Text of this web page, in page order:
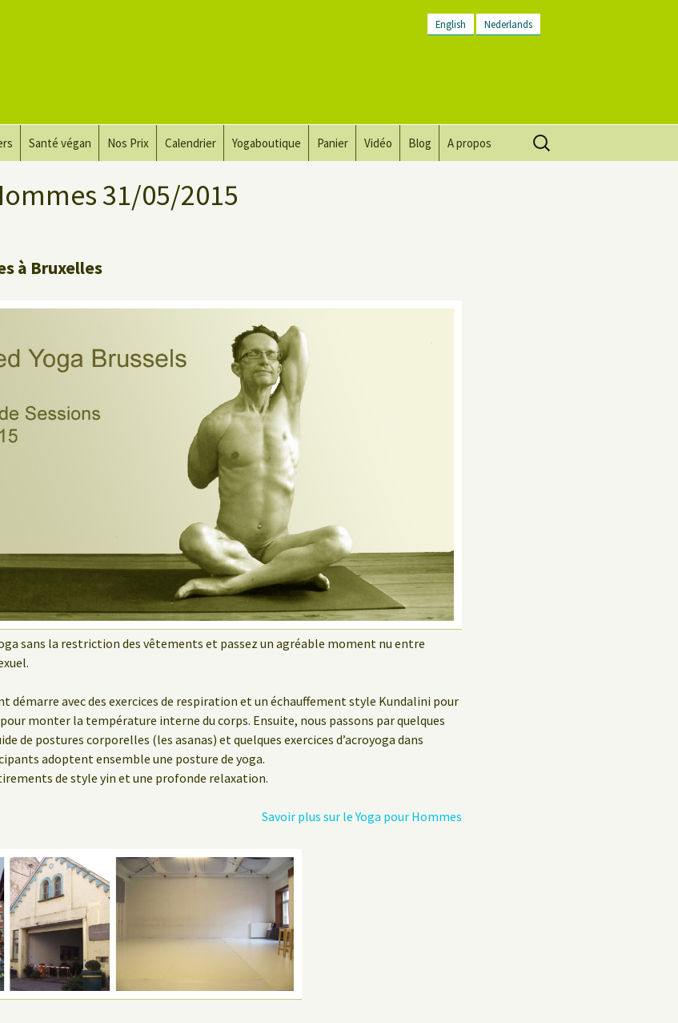
English Nederlands
Santé végan
Substituer les produits
Substituer les œufs
Nos Prix Calendrier Yogaboutique Panier Vidéo Blog A propos
Rechercher :
31/05/2015
à Bruxelles
sans la restriction des vêtements et passez un agréable moment nu entre
démarre avec des exercices de respiration et un échauffement style Kundalini pour
monter la température interne du corps. Ensuite, nous passons par quelques
de postures corporelles (les asanas) et quelques exercices d’acroyoga dans
adoptent ensemble une posture de yoga.
de style yin et une profonde relaxation.
Savoir plus sur le Yoga pour Hommes